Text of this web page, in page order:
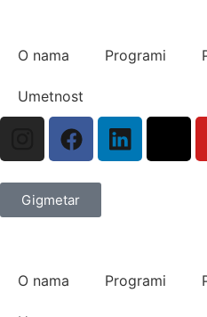
O nama Programi
Umetnost
Gigmetar
O nama Programi